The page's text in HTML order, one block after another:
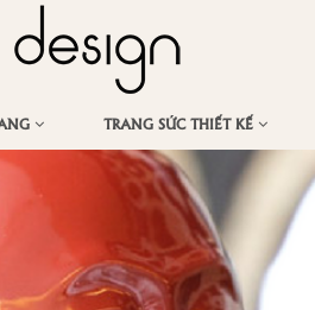
TRANG SỨC THIẾT KẾ